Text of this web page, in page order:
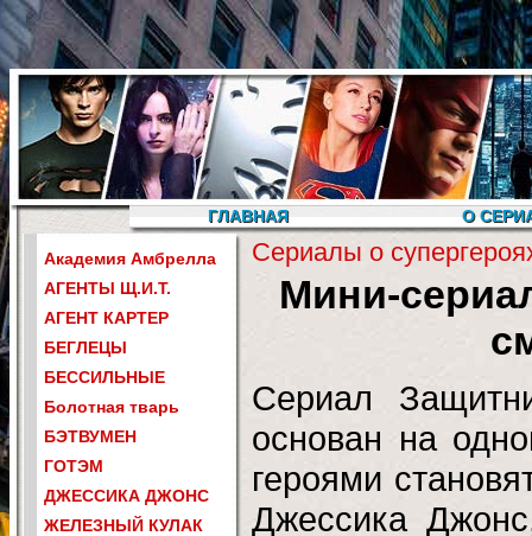
ГЛАВНАЯ О
Академия Амбрелла
АГЕНТЫ Щ.И.Т.
АГЕНТ КАРТЕР
БЕГЛЕЦЫ
БЕССИЛЬНЫЕ
Болотная тварь
БЭТВУМЕН
ГОТЭМ
ДЖЕССИКА ДЖОНС
ЖЕЛЕЗНЫЙ КУЛАК
Сериалы о
Мини-
Сериал
основан на
героями
Джессика